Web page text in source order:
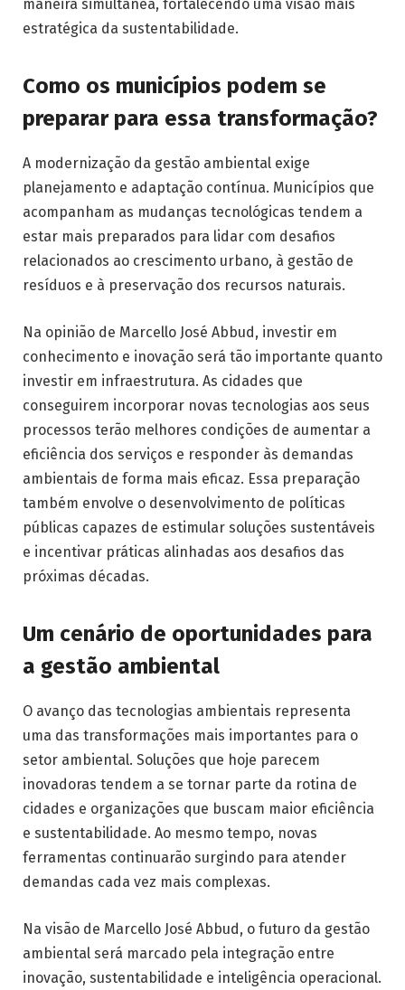
maneira simultânea, fortalecendo uma visão mais
estratégica da sustentabilidade.
Como os municípios podem se
preparar para essa transformação?
A modernização da gestão ambiental exige
planejamento e adaptação contínua. Municípios que
acompanham as mudanças tecnológicas tendem a
estar mais preparados para lidar com desafios
relacionados ao crescimento urbano, à gestão de
resíduos e à preservação dos recursos naturais.
Na opinião de Marcello José Abbud, investir em
conhecimento e inovação será tão importante quanto
investir em infraestrutura. As cidades que
conseguirem incorporar novas tecnologias aos seus
processos terão melhores condições de aumentar a
eficiência dos serviços e responder às demandas
ambientais de forma mais eficaz. Essa preparação
também envolve o desenvolvimento de políticas
públicas capazes de estimular soluções sustentáveis
e incentivar práticas alinhadas aos desafios das
próximas décadas.
Um cenário de oportunidades para
a gestão ambiental
O avanço das tecnologias ambientais representa
uma das transformações mais importantes para o
setor ambiental. Soluções que hoje parecem
inovadoras tendem a se tornar parte da rotina de
cidades e organizações que buscam maior eficiência
e sustentabilidade. Ao mesmo tempo, novas
ferramentas continuarão surgindo para atender
demandas cada vez mais complexas.
Na visão de Marcello José Abbud, o futuro da gestão
ambiental será marcado pela integração entre
inovação, sustentabilidade e inteligência operacional.